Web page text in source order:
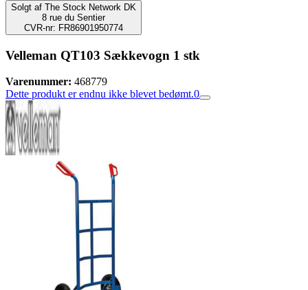
Solgt af The Stock Network DK
8 rue du Sentier
CVR-nr: FR86901950774
Velleman QT103 Sækkevogn 1 stk
Varenummer: 468779
Dette produkt er endnu ikke blevet bedømt.0